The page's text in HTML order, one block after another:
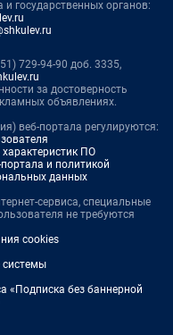
государственных органов:
729-94-90 доб. 3335,
за достоверность
объявлениях.
веб-портала регулируются:
ПО
и политикой
данных
сервиса, специальные
не требуются
cookies
системы
«Подписка без баннерной